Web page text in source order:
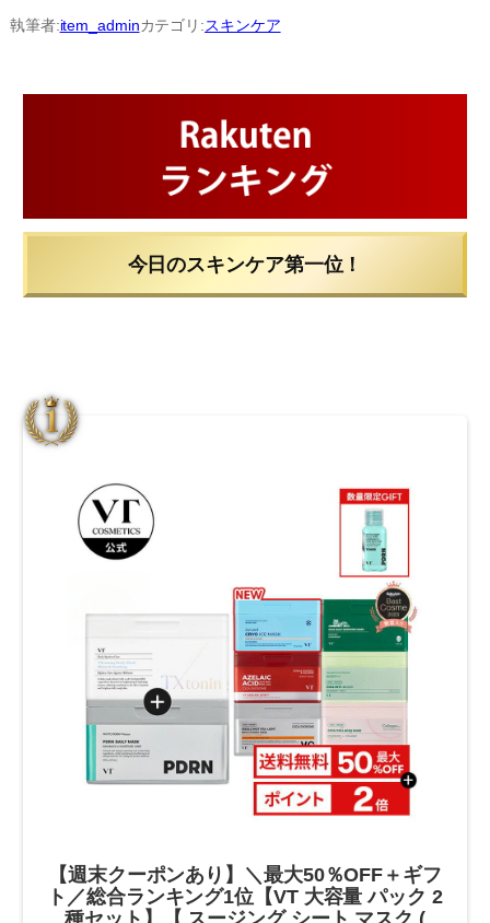
内
容
執筆者:item_adminカテゴリ:スキンケア
今日のスキンケア第一位！
【週末クーポンあり】＼最大50％OFF＋ギフ
ト／総合ランキング1位【VT 大容量 パック 2